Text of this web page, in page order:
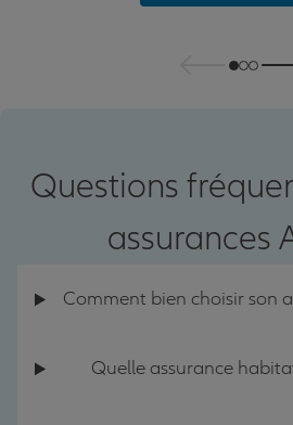
Questions
assurances
Comment bien choisir son
Quelle assurance